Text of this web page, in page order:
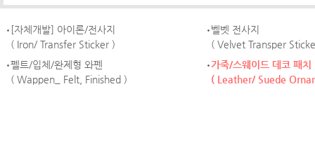
[자체개발] 아이론/전사지
( Iron/ Transfer Sticker )
벨벳 전사지
( Velvet Transper
펠트/입체/완제형 와펜
( Wappen_ Felt, Finished )
가죽/스웨이드 데코 패치
( Leather/ Suede